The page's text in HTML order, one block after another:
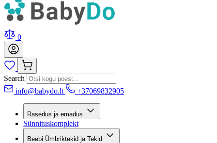
0
Search
info@babydo.lt
+37069832905
Rasedus ja emadus
Sünnituskomplekt
Beebi Ümbriktekid ja Tekid